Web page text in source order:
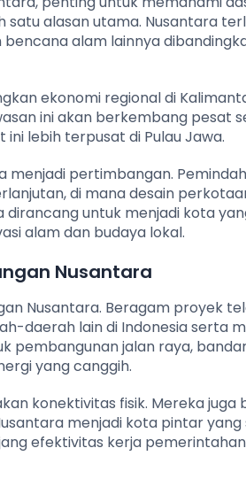
alasan utama. Nusantara
alam lainnya
ekonomi regional di
ini akan berkembang pesat
lebih terpusat di Pulau Jawa.
menjadi pertimbangan.
di mana desain
untuk menjadi kota
alam dan budaya lokal.
Nusantara
Nusantara. Beragam proyek
daerah lain di Indonesia serta
pembangunan jalan raya,
yang canggih.
konektivitas fisik. Mereka juga
menjadi kota pintar
efektivitas kerja